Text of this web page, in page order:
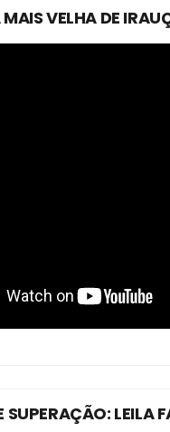
MAIS VELHA DE
SUPERAÇÃO: LEILA